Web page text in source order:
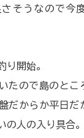
そうなので今
り開始。
たので島のとこ
だからか平日だ
の人の入り具合。